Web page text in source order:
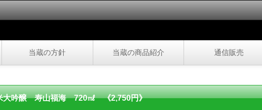
当蔵の方針 当蔵の商品紹介 通信販売
大吟醸 寿山福海 720㎖ 《2,750円》